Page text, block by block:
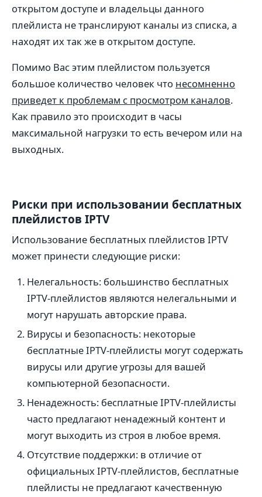
открытом доступе и владельцы данного
плейлиста не транслируют каналы из списка, а
находят их так же в открытом доступе.
Помимо Вас этим плейлистом пользуется
большое количество человек что несомненно
приведет к проблемам с просмотром каналов.
Как правило это происходит в часы
максимальной нагрузки то есть вечером или на
выходных.
Риски при использовании бесплатных
плейлистов IPTV
Использование бесплатных плейлистов IPTV
может принести следующие риски:
Нелегальность: большинство бесплатных
IPTV-плейлистов являются нелегальными и
могут нарушать авторские права.
Вирусы и безопасность: некоторые
бесплатные IPTV-плейлисты могут содержать
вирусы или другие угрозы для вашей
компьютерной безопасности.
Ненадежность: бесплатные IPTV-плейлисты
часто предлагают ненадежный контент и
могут выходить из строя в любое время.
Отсутствие поддержки: в отличие от
официальных IPTV-плейлистов, бесплатные
плейлисты не предлагают качественную